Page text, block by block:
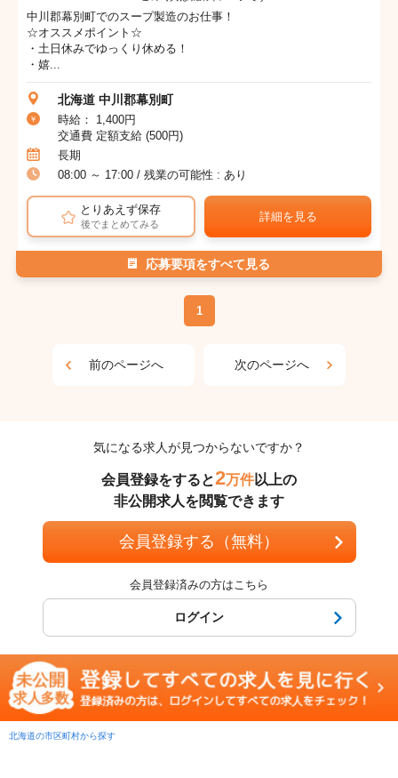
中川郡幕別町でのスープ製造のお仕事！
☆オススメポイント☆
・土日休みでゆっくり休める！
・嬉...
北海道 中川郡幕別町
時給： 1,400円
交通費 定額支給 (500円)
長期
08:00 ～ 17:00 / 残業の可能性 : あり
とりあえず保存
後でまとめてみる
詳細を見る
応募要項をすべて見る
1
前のページへ 次のページへ
気になる求人が見つからないですか？
会員登録をすると2万件以上の
非公開求人を閲覧できます
会員登録する（無料）
会員登録済みの方はこちら
ログイン
北海道の市区町村から探す